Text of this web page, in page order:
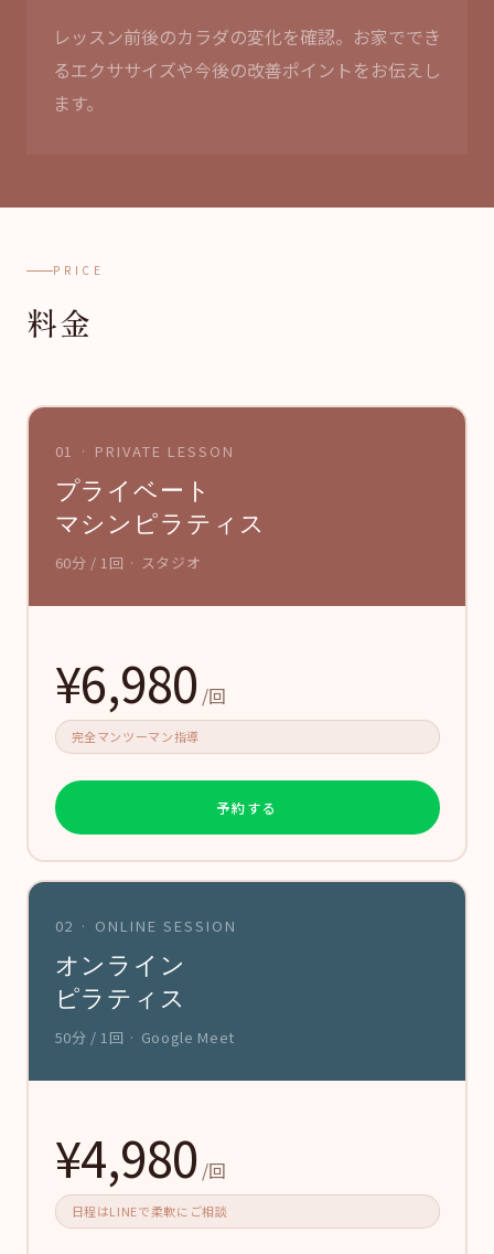
レッスン前後のカラダの変化を確認。お家ででき
るエクササイズや今後の改善ポイントをお伝えし
ます。
PRICE
料金
01 · PRIVATE LESSON
プライベート
マシンピラティス
60分 / 1回 · スタジオ
¥6,980 /回
完全マンツーマン指導
予約する
02 · ONLINE SESSION
オンライン
ピラティス
50分 / 1回 · Google Meet
¥4,980 /回
日程はLINEで柔軟にご相談